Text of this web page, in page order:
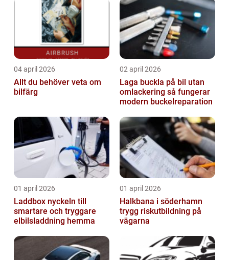
04 april 2026
Allt du behöver veta om
bilfärg
02 april 2026
Laga buckla på bil utan
omlackering så fungerar
modern buckelreparation
01 april 2026
Laddbox nyckeln till
smartare och tryggare
elbilsladdning hemma
01 april 2026
Halkbana i söderhamn
trygg riskutbildning på
vägarna